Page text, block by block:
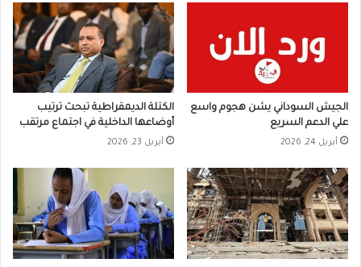
الجيش السوداني يشن هجوم واسع
علي الدعم السريع
أبريل 24, 2026
الكتلة الديمقراطية تبحث ترتيب
أوضاعها الداخلية في اجتماع مرتقب
أبريل 23, 2026